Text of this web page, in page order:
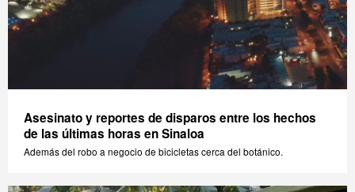
Asesinato y reportes de disparos entre los hechos
de las últimas horas en Sinaloa
Además del robo a negocio de bicicletas cerca del botánico.